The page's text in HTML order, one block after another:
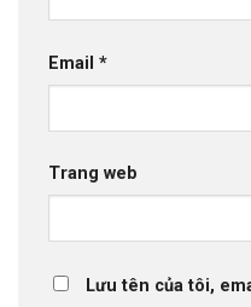
Email *
Trang web
Lưu tên của tôi,